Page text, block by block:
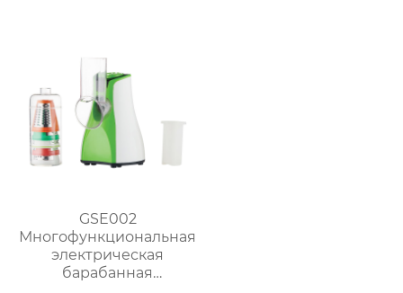
GSE002
Многофункциональная
электрическая
барабанная